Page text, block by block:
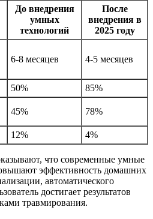
До внедрения
умных
технологий
После
внедрения в
2025 году
6-8 месяцев 4-5 месяцев
50%
85%
45% 78%
12% 4%
что современные умные
эффективность домашних
автоматического
достигает результатов
травмирования.